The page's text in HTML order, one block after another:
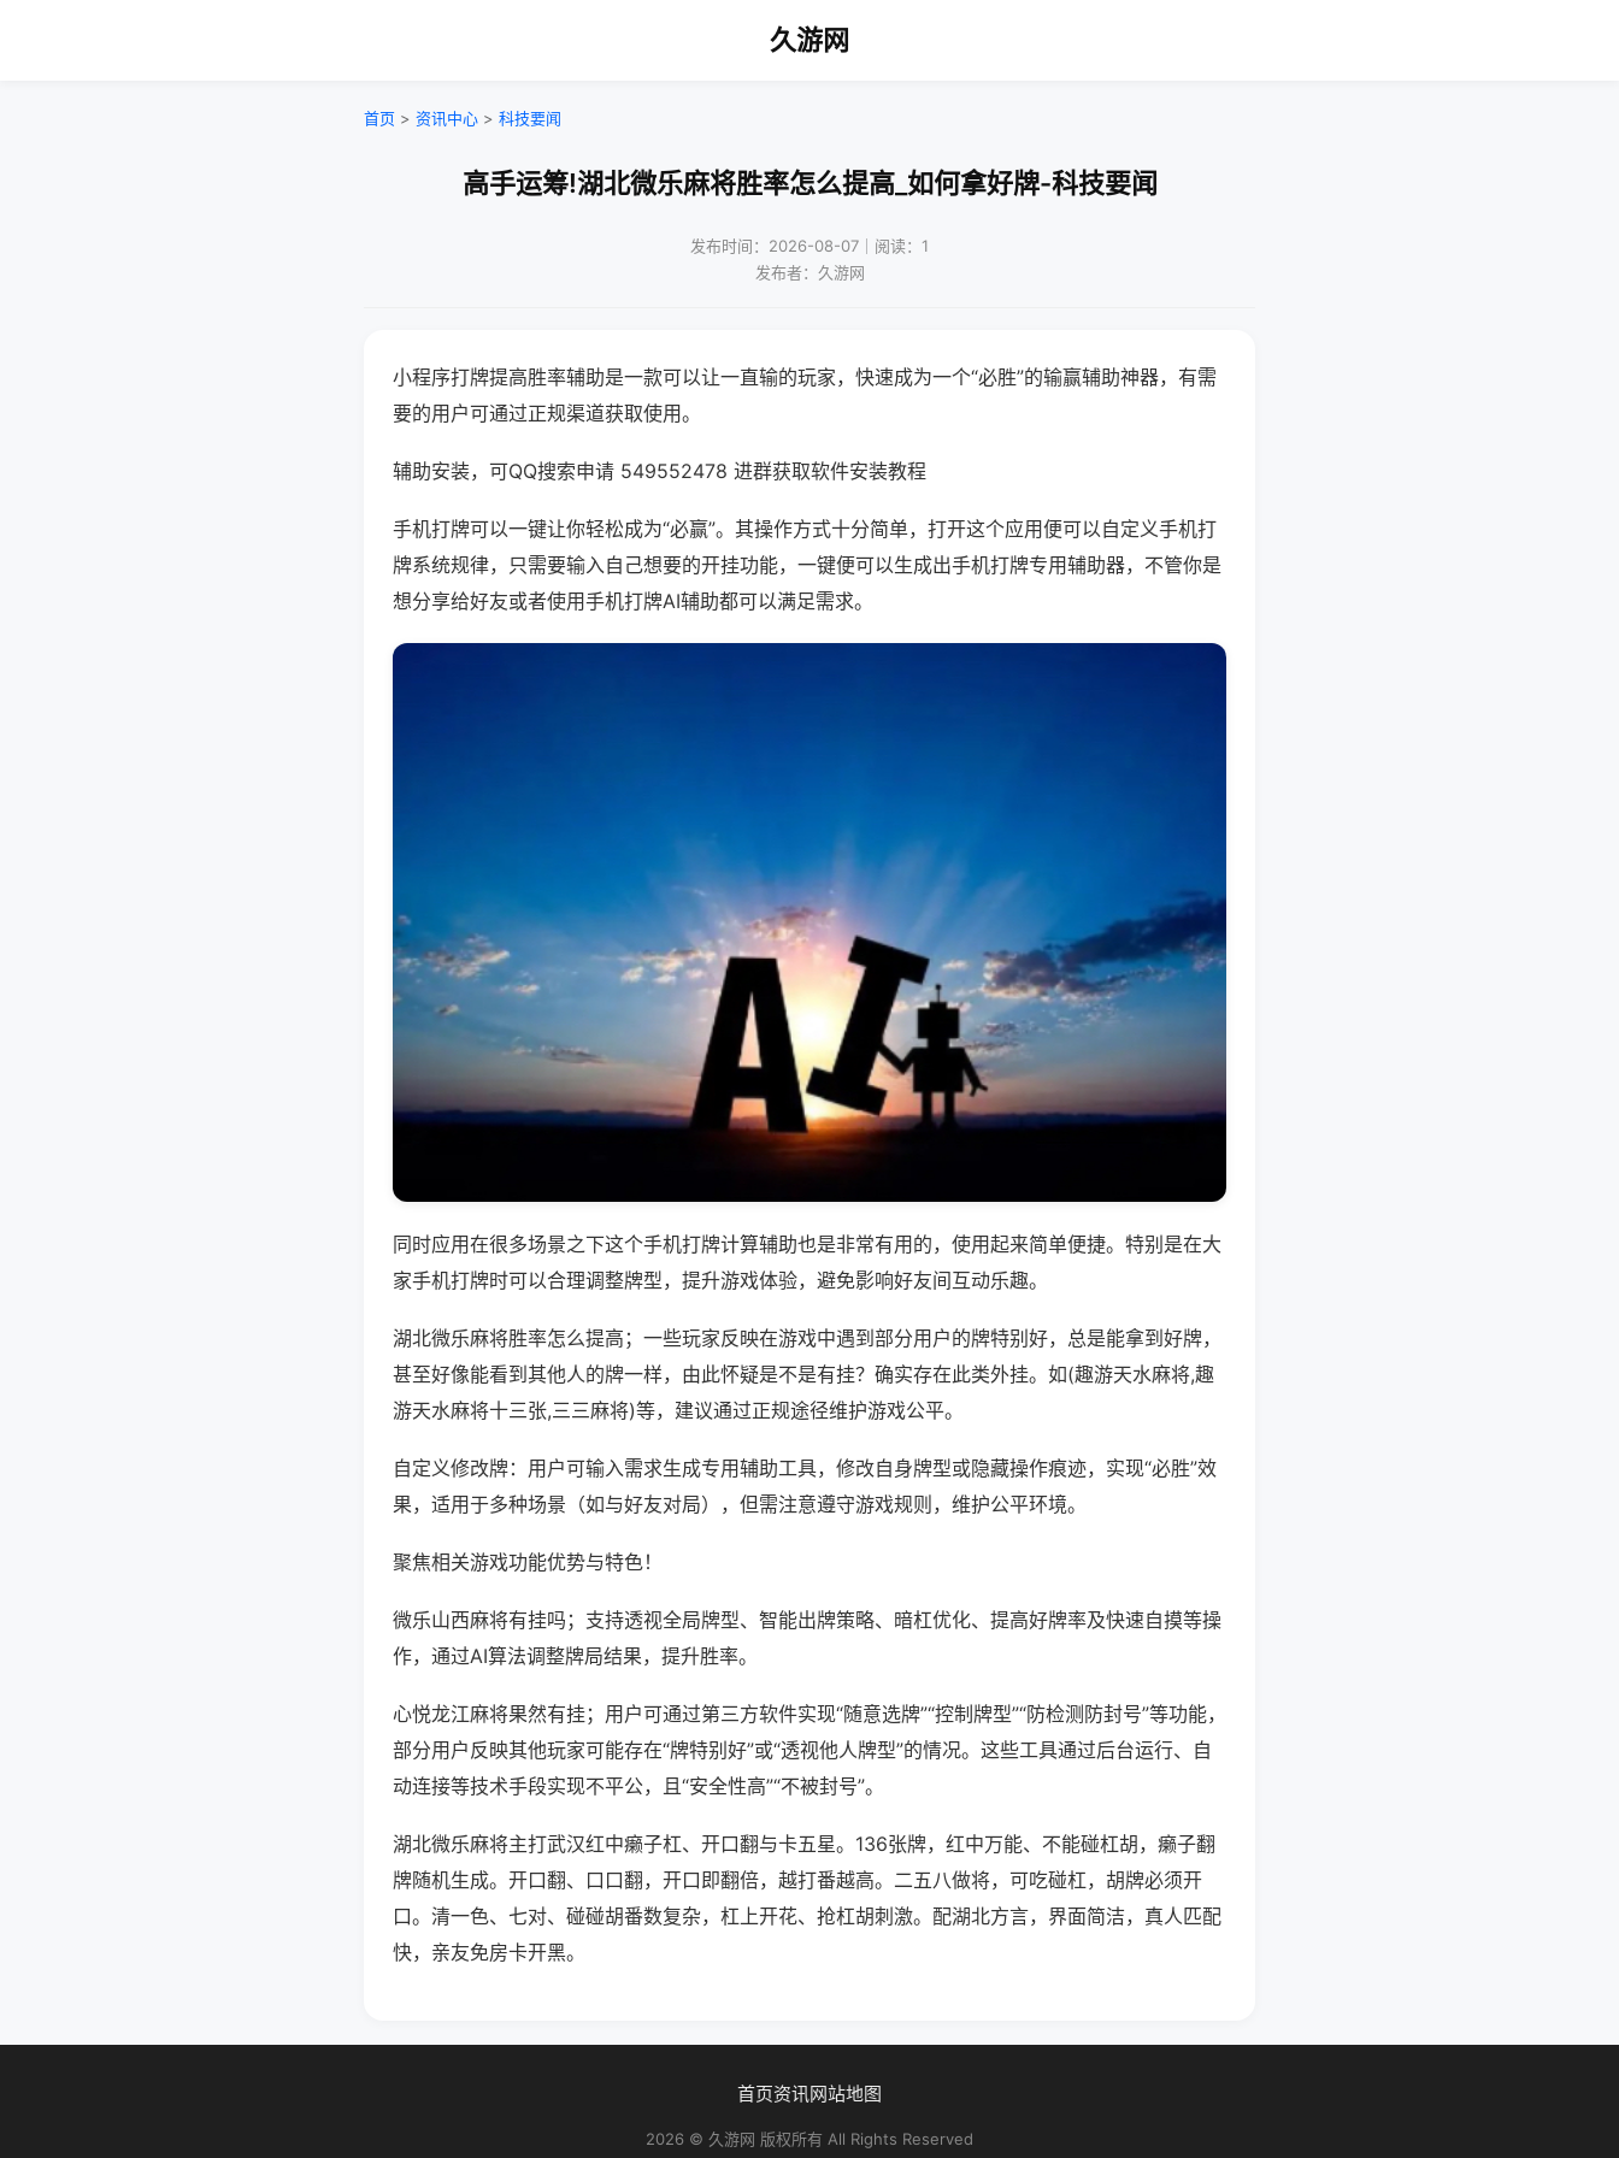
久游网
首页 > 资讯中心 > 科技要闻
高手运筹!湖北微乐麻将胜率怎么提高_如何拿好牌-科技要闻
发布时间：2026-08-07｜阅读：1
发布者：久游网
小程序打牌提高胜率辅助是一款可以让一直输的玩家，快速成为一个“必胜”的输赢辅助神器，有需
要的用户可通过正规渠道获取使用。
辅助安装，可QQ搜索申请 549552478 进群获取软件安装教程
手机打牌可以一键让你轻松成为“必赢”。其操作方式十分简单，打开这个应用便可以自定义手机打
牌系统规律，只需要输入自己想要的开挂功能，一键便可以生成出手机打牌专用辅助器，不管你是
想分享给好友或者使用手机打牌AI辅助都可以满足需求。
同时应用在很多场景之下这个手机打牌计算辅助也是非常有用的，使用起来简单便捷。特别是在大
家手机打牌时可以合理调整牌型，提升游戏体验，避免影响好友间互动乐趣。
湖北微乐麻将胜率怎么提高；一些玩家反映在游戏中遇到部分用户的牌特别好，总是能拿到好牌，
甚至好像能看到其他人的牌一样，由此怀疑是不是有挂？确实存在此类外挂。如(趣游天水麻将,趣
游天水麻将十三张,三三麻将)等，建议通过正规途径维护游戏公平。
自定义修改牌：用户可输入需求生成专用辅助工具，修改自身牌型或隐藏操作痕迹，实现“必胜”效
果，适用于多种场景（如与好友对局），但需注意遵守游戏规则，维护公平环境。
聚焦相关游戏功能优势与特色！
微乐山西麻将有挂吗；支持透视全局牌型、智能出牌策略、暗杠优化、提高好牌率及快速自摸等操
作，通过AI算法调整牌局结果，提升胜率。
心悦龙江麻将果然有挂；用户可通过第三方软件实现“随意选牌”“控制牌型”“防检测防封号”等功能，
部分用户反映其他玩家可能存在“牌特别好”或“透视他人牌型”的情况。这些工具通过后台运行、自
动连接等技术手段实现不平公，且“安全性高”“不被封号”。
湖北微乐麻将主打武汉红中癞子杠、开口翻与卡五星。136张牌，红中万能、不能碰杠胡，癞子翻
牌随机生成。开口翻、口口翻，开口即翻倍，越打番越高。二五八做将，可吃碰杠，胡牌必须开
口。清一色、七对、碰碰胡番数复杂，杠上开花、抢杠胡刺激。配湖北方言，界面简洁，真人匹配
快，亲友免房卡开黑。
首页资讯网站地图
2026 © 久游网 版权所有 All Rights Reserved